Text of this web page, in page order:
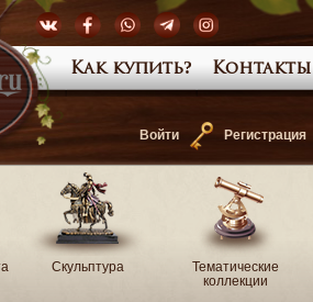
Войти Регистрация
Как купить? Контакты
Скульптура
Тематические
коллекции